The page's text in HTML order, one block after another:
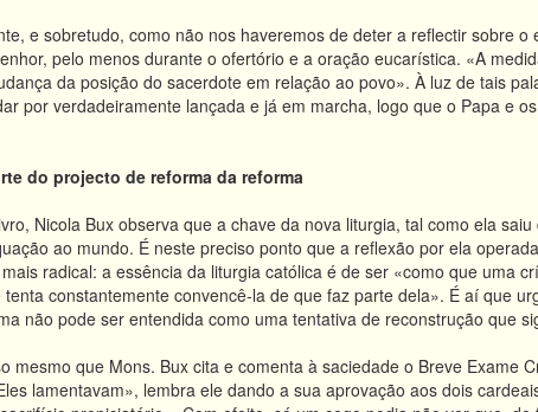
e sobretudo, como não nos haveremos de deter a reflectir sobre
pelo menos durante o ofertório e a oração eucarística. «A
da posição do sacerdote em relação ao povo». À luz de tais
por verdadeiramente lançada e já em marcha, logo que o Papa e
do projecto de reforma da reforma
Nicola Bux observa que a chave da nova liturgia, tal como ela
ao mundo. É neste preciso ponto que a reflexão por ela
radical: a essência da liturgia católica é de ser «como que uma
tenta constantemente convencê-la de que faz parte dela». É aí que
não pode ser entendida como uma tentativa de reconstrução que
mesmo que Mons. Bux cita e comenta à saciedade o Breve Exame
lamentavam», lembra ele dando a sua aprovação aos dois